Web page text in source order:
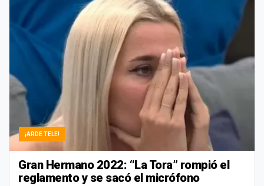
¡ARDE TELE!
Gran Hermano 2022: “La Tora” rompió el
reglamento y se sacó el micrófono